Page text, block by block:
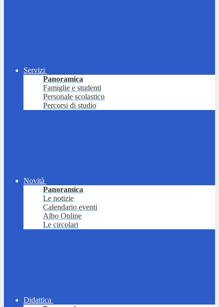
Servizi
Panoramica
Famiglie e studenti
Personale scolastico
Percorsi di studio
Novità
Panoramica
Le notizie
Calendario eventi
Albo Online
Le circolari
Didattica